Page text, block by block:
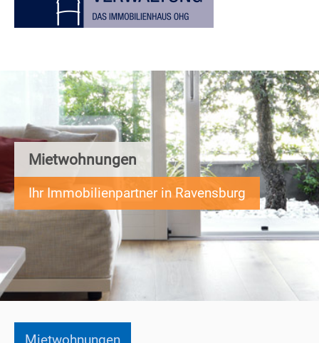
Mietwohnungen
Ihr Immobilienpartner in Ravensburg